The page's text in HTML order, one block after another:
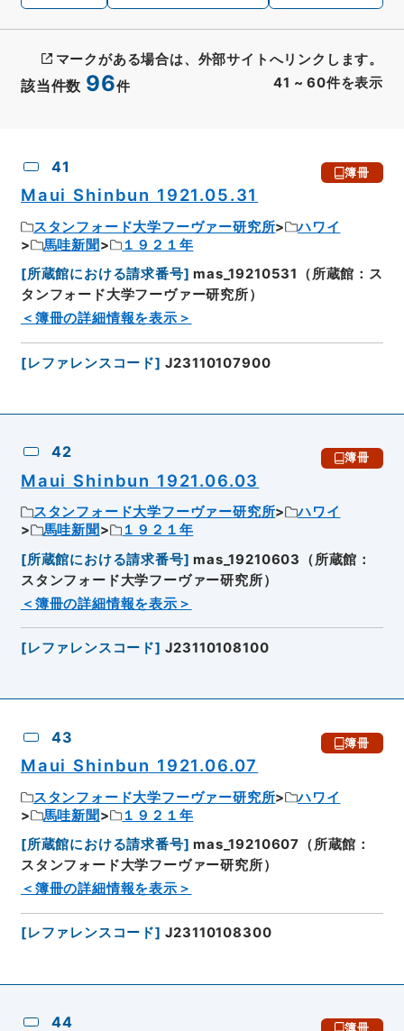
該当件数 96件 41 ~ 60件を表示
マークがある場合は、外部サイトへリンクします。
41 簿冊
Maui Shinbun 1921.05.31
スタンフォード大学フーヴァー研究所
ハワイ
馬哇新聞
１９２１年
[所蔵館における請求番号] mas_19210531（所蔵館：ス
タンフォード大学フーヴァー研究所）
＜簿冊の詳細情報を表示＞
[レファレンスコード] J23110107900
42 簿冊
Maui Shinbun 1921.06.03
スタンフォード大学フーヴァー研究所
ハワイ
馬哇新聞
１９２１年
[所蔵館における請求番号] mas_19210603（所蔵館：
スタンフォード大学フーヴァー研究所）
＜簿冊の詳細情報を表示＞
[レファレンスコード] J23110108100
43 簿冊
Maui Shinbun 1921.06.07
スタンフォード大学フーヴァー研究所
ハワイ
馬哇新聞
１９２１年
[所蔵館における請求番号] mas_19210607（所蔵館：
スタンフォード大学フーヴァー研究所）
＜簿冊の詳細情報を表示＞
[レファレンスコード] J23110108300
44 簿冊